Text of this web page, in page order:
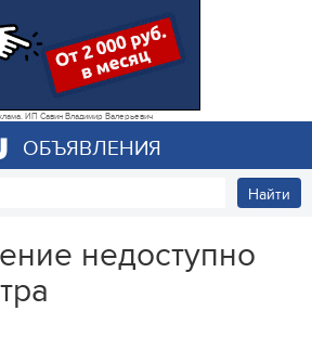
ИП Савин Владимир Валерьевич
ОБЪЯВЛЕНИЯ
Найти
недоступно